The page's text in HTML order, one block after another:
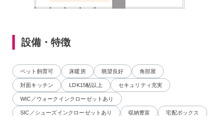
設備・特徴
ペット飼育可 床暖房 眺望良好 角部屋
対面キッチン LDK15帖以上 セキュリティ充実
WIC／ウォークインクローゼットあり
SIC／シューズインクローゼットあり 収納豊富 宅配ボックス